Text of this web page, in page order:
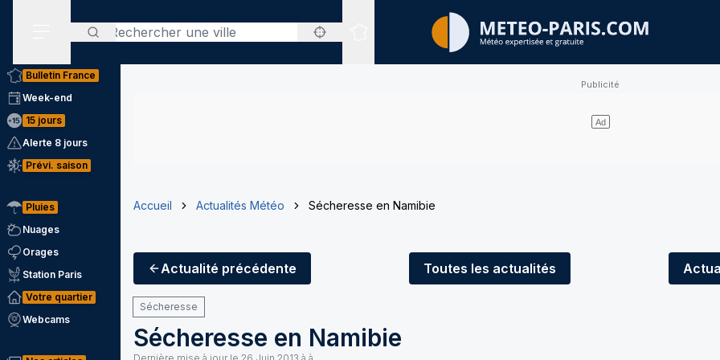
Rechercher
Sites expertisés
Bulletin France
Week-end
15 jours
Alerte 8 jours
Prévi. saison
Pluies
Nuages
Orages
Station Paris
Votre quartier
Webcams
Accueil Actualités Météo Sécheresse en Namibie
Actualité précédente Toutes les actualités
Sécheresse
Sécheresse en Namibie